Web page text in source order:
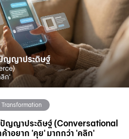
Transformation
ญญาประดิษฐ์ (Conversational
าอยาก 'คุย' มากกว่า 'คลิก'